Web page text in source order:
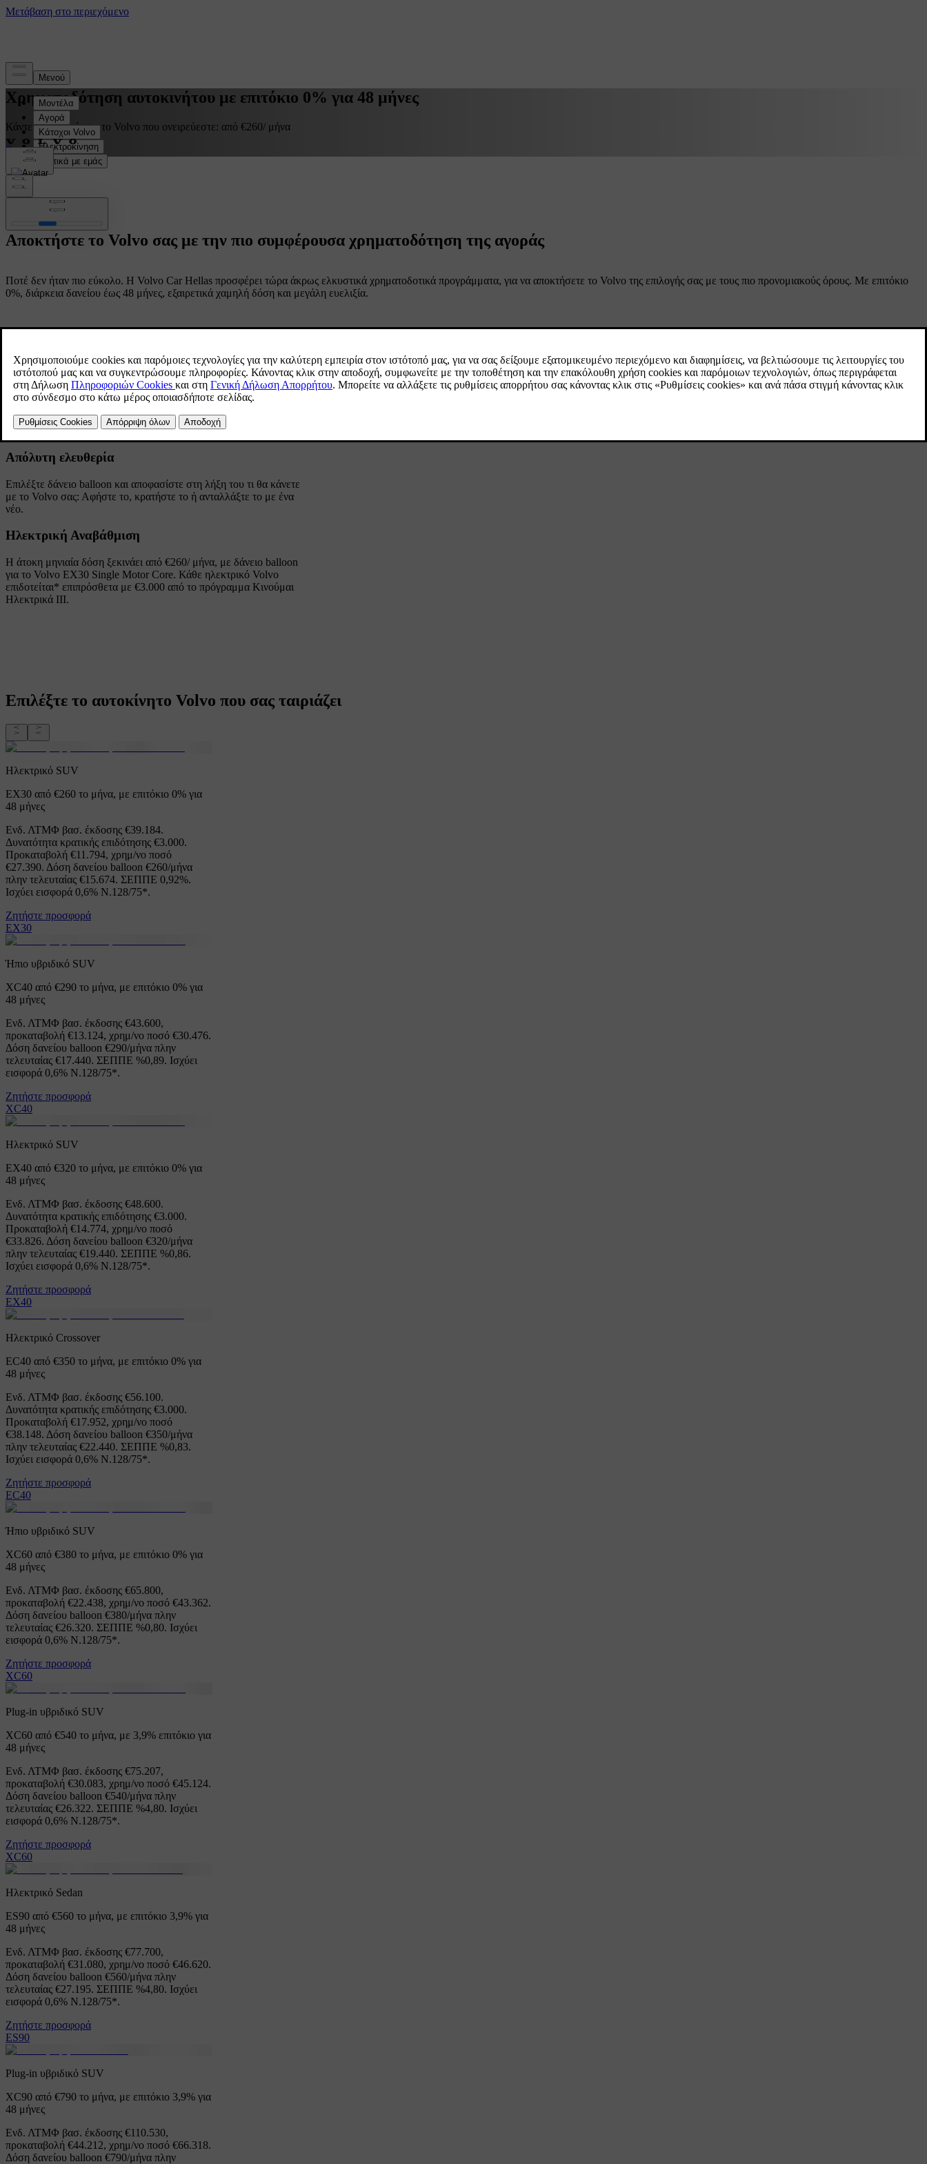
Χρηματοδότηση αυτοκινήτου με επιτόκιο 0% για 48 μήνες
Κάντε τώρα δικό σας το Volvo που ονειρεύεστε: από €260/ μήνα
Ζητήστε προσφορά
Αποκτήστε το Volvo σας με την πιο συμφέρουσα χρηματοδότηση της αγοράς
Ποτέ δεν ήταν πιο εύκολο. Η Volvo Car Hellas προσφέρει τώρα άκρως ελκυστικά χρηματοδοτικά προγράμματα, για να αποκτήσετε το Volvo της επιλογής σας με τους πιο προνομιακούς όρους. Με επιτόκιο
0%, διάρκεια δανείου έως 48 μήνες, εξαιρετικά χαμηλή δόση και μεγάλη ευελιξία.
Άτοκη χρηματοδότηση
Μηδενικό επιτόκιο. Διάρκεια έως 48 μήνες. Προκαταβολή από 25%.
Χωρίς κρυφούς όρους και χρεώσεις.
Απόλυτη ελευθερία
Επιλέξτε δάνειο balloon και αποφασίστε στη λήξη του τι θα κάνετε
με το Volvo σας: Αφήστε το, κρατήστε το ή ανταλλάξτε το με ένα
νέο.
Ηλεκτρική Αναβάθμιση
H άτοκη μηνιαία δόση ξεκινάει από €260/ μήνα, με δάνειο balloon
για το Volvo EX30 Single Motor Core. Κάθε ηλεκτρικό Volvo
επιδοτείται* επιπρόσθετα με €3.000 από το πρόγραμμα Κινούμαι
Ηλεκτρικά ΙΙΙ.
Επιλέξτε το αυτοκίνητο Volvo που σας ταιριάζει
Ηλεκτρικό SUV
EX30 από €260 το μήνα, με επιτόκιο 0% για
48 μήνες
Ενδ. ΛΤΜΦ βασ. έκδοσης €39.184.
Δυνατότητα κρατικής επιδότησης €3.000.
Προκαταβολή €11.794, χρημ/νο ποσό
€27.390. Δόση δανείου balloon €260/μήνα
πλην τελευταίας €15.674. ΣΕΠΠΕ 0,92%.
Ισχύει εισφορά 0,6% Ν.128/75*.
Ζητήστε προσφορά
EX30
Ήπιο υβριδικό SUV
XC40 από €290 το μήνα, με επιτόκιο 0% για
48 μήνες
Ενδ. ΛΤΜΦ βασ. έκδοσης €43.600,
προκαταβολή €13.124, χρημ/νο ποσό €30.476.
Δόση δανείου balloon €290/μήνα πλην
τελευταίας €17.440. ΣΕΠΠΕ %0,89. Ισχύει
εισφορά 0,6% Ν.128/75*.
Ζητήστε προσφορά
XC40
Ηλεκτρικό SUV
ΕΧ40 από €320 το μήνα, με επιτόκιο 0% για
48 μήνες
Ενδ. ΛΤΜΦ βασ. έκδοσης €48.600.
Δυνατότητα κρατικής επιδότησης €3.000.
Προκαταβολή €14.774, χρημ/νο ποσό
€33.826. Δόση δανείου balloon €320/μήνα
πλην τελευταίας €19.440. ΣΕΠΠΕ %0,86.
Ισχύει εισφορά 0,6% Ν.128/75*.
Ζητήστε προσφορά
EX40
Ηλεκτρικό Crossover
EC40 από €350 το μήνα, με επιτόκιο 0% για
48 μήνες
Ενδ. ΛΤΜΦ βασ. έκδοσης €56.100.
Δυνατότητα κρατικής επιδότησης €3.000.
Προκαταβολή €17.952, χρημ/νο ποσό
€38.148. Δόση δανείου balloon €350/μήνα
πλην τελευταίας €22.440. ΣΕΠΠΕ %0,83.
Ισχύει εισφορά 0,6% Ν.128/75*.
Ζητήστε προσφορά
EC40
Ήπιο υβριδικό SUV
XC60 από €380 το μήνα, με επιτόκιο 0% για
48 μήνες
Ενδ. ΛΤΜΦ βασ. έκδοσης €65.800,
προκαταβολή €22.438, χρημ/νο ποσό €43.362.
Δόση δανείου balloon €380/μήνα πλην
τελευταίας €26.320. ΣΕΠΠΕ %0,80. Ισχύει
εισφορά 0,6% Ν.128/75*.
Ζητήστε προσφορά
XC60
Plug-in υβριδικό SUV
XC60 από €540 το μήνα, με 3,9% επιτόκιο για
48 μήνες
Ενδ. ΛΤΜΦ βασ. έκδοσης €75.207,
προκαταβολή €30.083, χρημ/νο ποσό €45.124.
Δόση δανείου balloon €540/μήνα πλην
τελευταίας €26.322. ΣΕΠΠΕ %4,80. Ισχύει
εισφορά 0,6% Ν.128/75*.
Ζητήστε προσφορά
XC60
Ηλεκτρικό Sedan
ES90 από €560 το μήνα, με επιτόκιο 3,9% για
48 μήνες
Ενδ. ΛΤΜΦ βασ. έκδοσης €77.700,
προκαταβολή €31.080, χρημ/νο ποσό €46.620.
Δόση δανείου balloon €560/μήνα πλην
τελευταίας €27.195. ΣΕΠΠΕ %4,80. Ισχύει
εισφορά 0,6% Ν.128/75*.
Ζητήστε προσφορά
ES90
Plug-in υβριδικό SUV
XC90 από €790 το μήνα, με επιτόκιο 3,9% για
48 μήνες
Ενδ. ΛΤΜΦ βασ. έκδοσης €110.530,
προκαταβολή €44.212, χρημ/νο ποσό €66.318.
Δόση δανείου balloon €790/μήνα πλην